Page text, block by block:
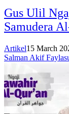
Gus Ulil
Samudera
Artikel15 March
Salman Akif